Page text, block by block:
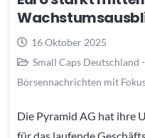
16 Oktober 2025
Small Caps Deutschland
Börsennachrichten mit
Die Pyramid AG hat ihre
für das laufende